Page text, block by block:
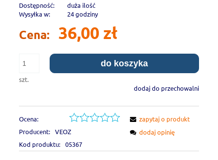
Dostępność:
duża ilość
Wysyłka w:
24 godziny
Cena: 36,00 zł
szt.
do koszyka
dodaj do przechowalni
Ocena:
Producent: VEOZ
Kod produktu: 05367
zapytaj o produkt
dodaj opinię